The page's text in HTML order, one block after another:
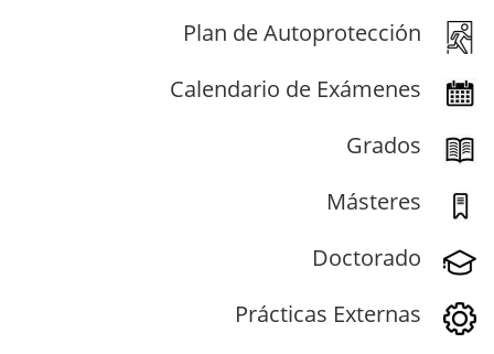
Plan de Autoprotección
Calendario de Exámenes
Grados
Másteres
Doctorado
Prácticas Externas